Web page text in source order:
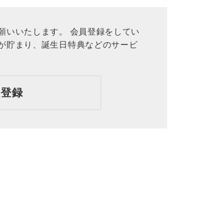
いいたします。 会員登録をしてい
貯まり、誕生日特典などのサービ
録